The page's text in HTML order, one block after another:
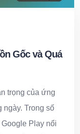
Gốc và Quá
trọng của ứng
ngày. Trong số
Play nổi